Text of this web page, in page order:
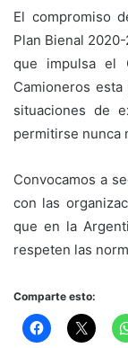
El compromiso
Plan Bienal
que impulsa el
Camioneros
situaciones de
permitirse nunca
Convocamos a
con las
que en la
respeten las
Comparte esto: